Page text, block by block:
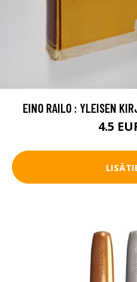
EINO RAILO : YLEISEN
4.5